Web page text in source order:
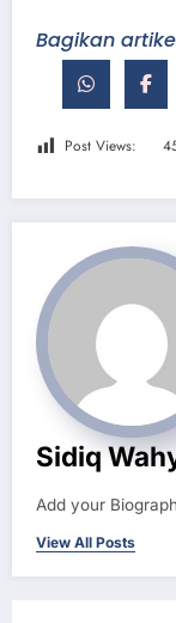
Bagikan
Post Views:
Sidiq
Add your
View All Posts